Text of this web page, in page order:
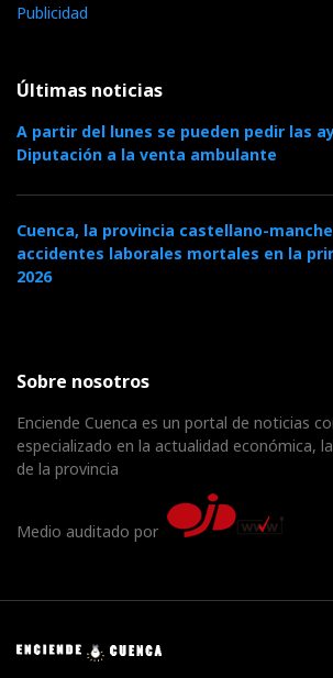
Publicidad
Últimas noticias
A partir del lunes se pueden pedir las
Diputación a la venta ambulante
Cuenca, la provincia castellano-
accidentes laborales mortales en la
2026
Sobre nosotros
Enciende Cuenca es un portal de noticias
especializado en la actualidad económica,
de la provincia
Medio auditado por